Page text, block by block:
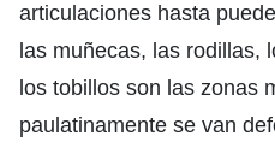
articulaciones hasta
las muñecas, las rodillas,
los tobillos son las zonas
paulatinamente se van